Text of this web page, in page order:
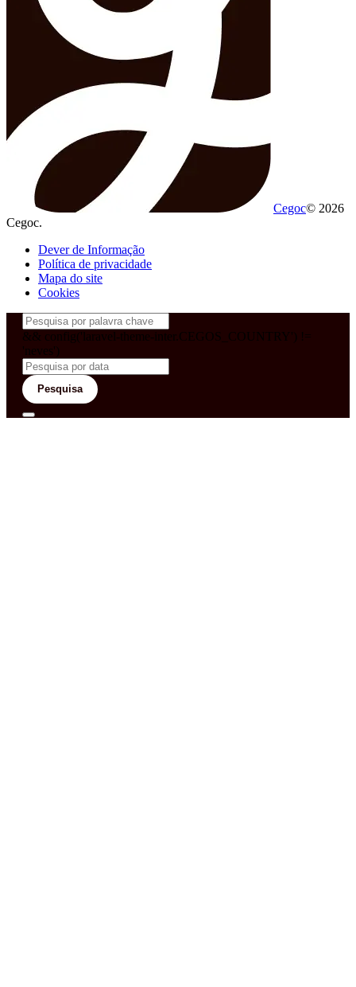
Cegoc© 2026
Cegoc.
Dever de Informação
Política de privacidade
Mapa do site
Cookies
&& config('laravel-theme-inter.CEGOS_COUNTRY') !=
'neves')
Pesquisa